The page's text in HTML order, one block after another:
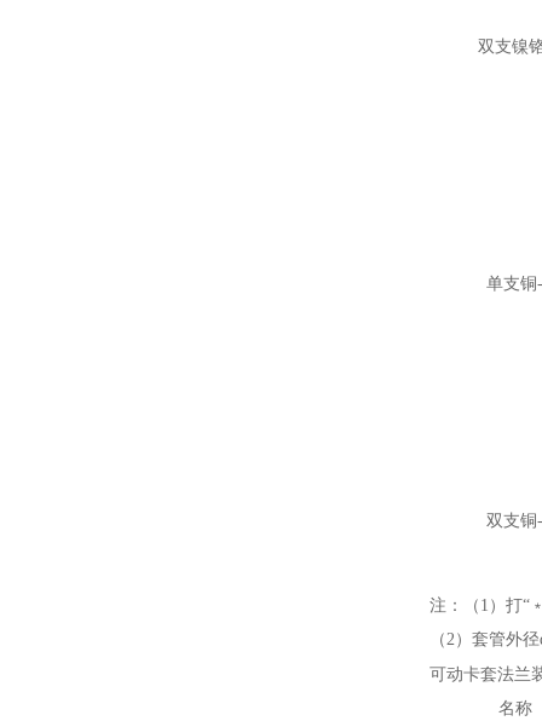
双支镍
单支铜
双支铜
注：（1）打
（2）套管外
可动卡套法兰
名称